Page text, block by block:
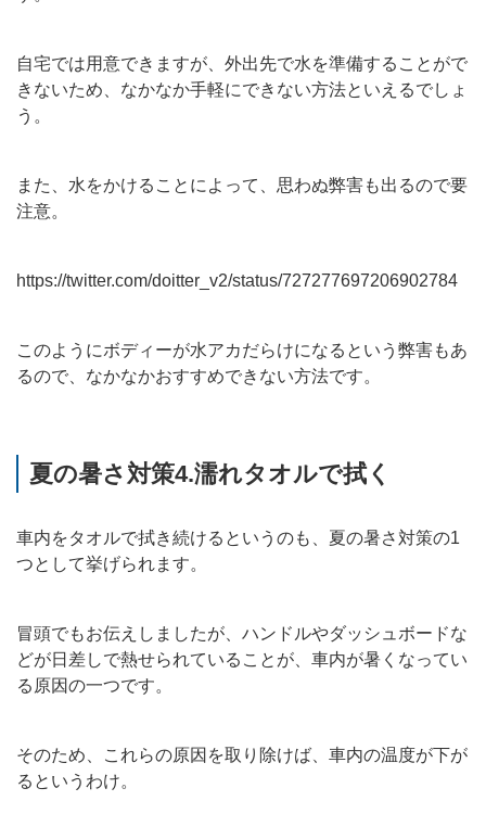
自宅では用意できますが、外出先で水を準備することがで
きないため、なかなか手軽にできない方法といえるでしょ
う。
また、水をかけることによって、思わぬ弊害も出るので要
注意。
https://twitter.com/doitter_v2/status/727277697206902784
このようにボディーが水アカだらけになるという弊害もあ
るので、なかなかおすすめできない方法です。
夏の暑さ対策4.濡れタオルで拭く
車内をタオルで拭き続けるというのも、夏の暑さ対策の1
つとして挙げられます。
冒頭でもお伝えしましたが、ハンドルやダッシュボードな
どが日差しで熱せられていることが、車内が暑くなってい
る原因の一つです。
そのため、これらの原因を取り除けば、車内の温度が下が
るというわけ。